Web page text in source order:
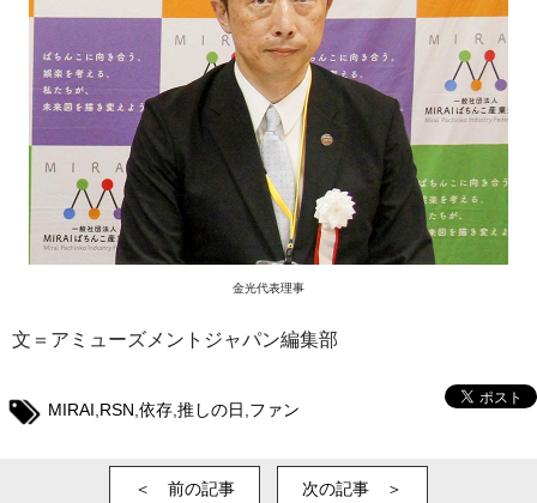
金光代表理事
文＝アミューズメントジャパン編集部
MIRAI RSN 依存 推しの日 ファン
＜ 前の記事 次の記事 ＞